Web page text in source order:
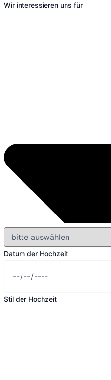
Wir interessieren uns für
Datum der Hochzeit
Stil der Hochzeit